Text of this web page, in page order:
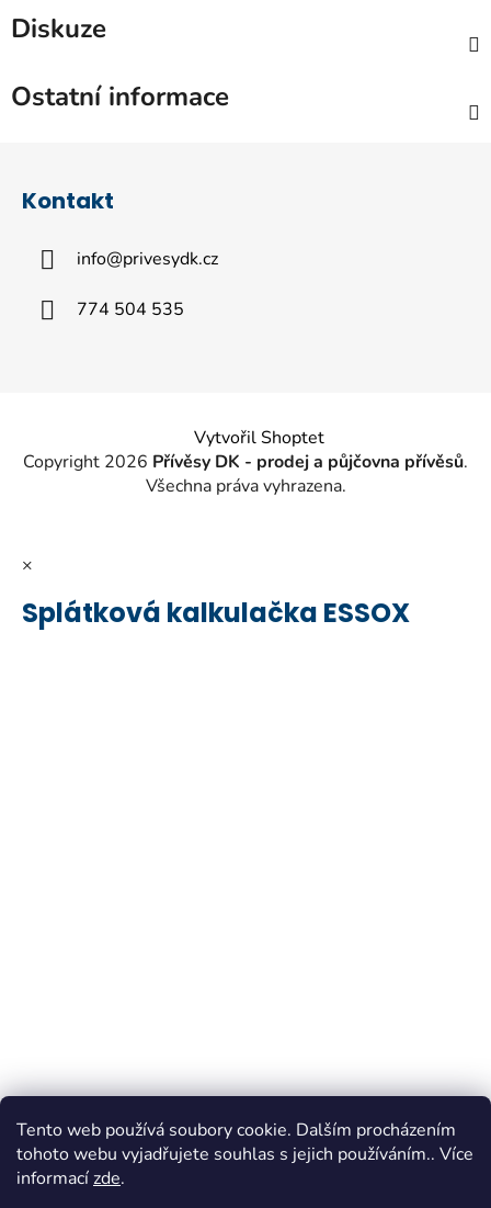
Tento web používá soubory cookie. Dalším procházením
tohoto webu vyjadřujete souhlas s jejich používáním.. Více
informacízde.
Diskuze
Ostatní informace
Kontakt
info@privesydk.cz
774 504 535
Vytvořil Shoptet
Copyright 2026 Přívěsy DK - prodej a půjčovna přívěsů.
Všechna práva vyhrazena.
×
Splátková kalkulačka ESSOX